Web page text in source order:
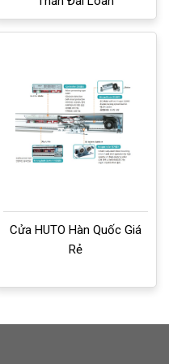
Cửa HUTO Hàn Quốc Giá
Rẻ